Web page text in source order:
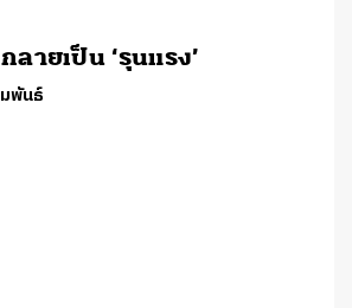
ลายเป็น ‘รุนแรง’
พันธ์